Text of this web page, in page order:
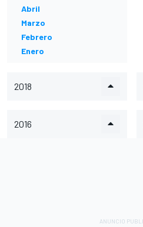
Abril
Marzo
Febrero
Enero
2018
2016